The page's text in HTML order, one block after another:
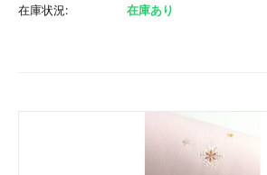
在庫状況: 在庫あり